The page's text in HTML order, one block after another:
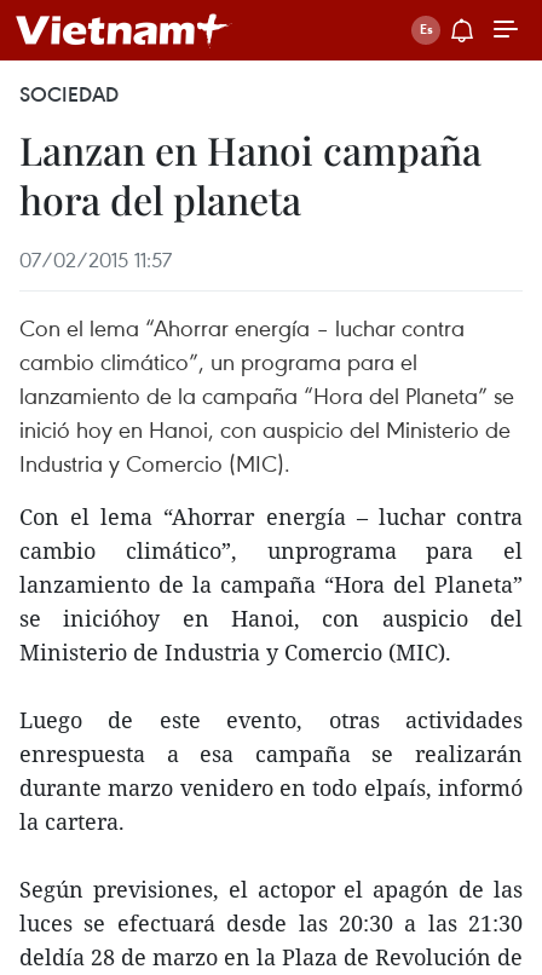
SOCIEDAD
Lanzan en Hanoi campaña
hora del planeta
07/02/2015 11:57
Con el lema “Ahorrar energía – luchar contra
cambio climático”, un programa para el
lanzamiento de la campaña “Hora del Planeta” se
inició hoy en Hanoi, con auspicio del Ministerio de
Industria y Comercio (MIC).
Con el lema “Ahorrar energía – luchar contra
cambio climático”, unprograma para el
lanzamiento de la campaña “Hora del Planeta”
se inicióhoy en Hanoi, con auspicio del
Ministerio de Industria y Comercio (MIC).
Luego de este evento, otras actividades
enrespuesta a esa campaña se realizarán
durante marzo venidero en todo elpaís, informó
la cartera.
Según previsiones, el actopor el apagón de las
luces se efectuará desde las 20:30 a las 21:30
deldía 28 de marzo en la Plaza de Revolución de